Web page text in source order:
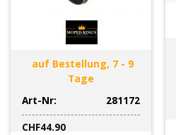
auf Bestellung, 7 - 9
Tage
Art-Nr:
281172
CHF44.90